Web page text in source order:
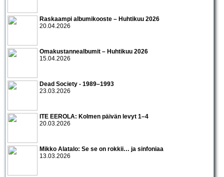
Raskaampi albumikooste – Huhtikuu 2026
20.04.2026
Omakustannealbumit – Huhtikuu 2026
15.04.2026
Dead Society - 1989–1993
23.03.2026
ITE EEROLA: Kolmen päivän levyt 1–4
20.03.2026
Mikko Alatalo: Se se on rokkii… ja sinfoniaa
13.03.2026